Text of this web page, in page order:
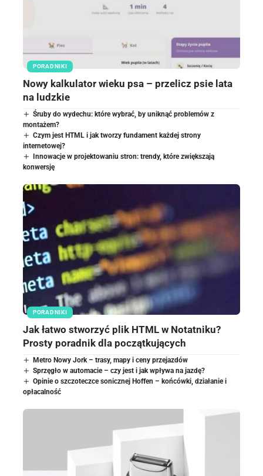
PORADNIKI
Nowy kalkulator wieku psa – przelicz psie lata
na ludzkie
Śruby do wydechu: które wybrać, by uniknąć problemów z
montażem?
Czym jest HTML i jak tworzy fundament każdej strony
internetowej?
Innowacje w projektowaniu stron: trendy, które zwiększają
konwersję
PORADNIKI
Jak łatwo stworzyć plik HTML w Notatniku?
Prosty poradnik dla początkujących
Metro Nowy Jork – trasy, mapy i ceny przejazdów
Sprzęgło w automacie – czy jest i jak wpływa na jazdę?
Opinie o szczoteczce sonicznej Hoffen – końcówki, działanie i
opłacalność